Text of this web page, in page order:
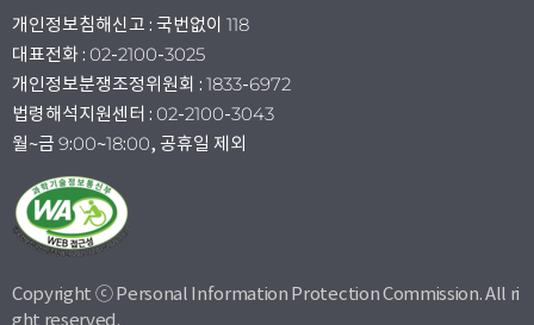
개인정보침해신고 : 국번없이 118
대표전화 : 02-2100-3025
개인정보분쟁조정위원회 : 1833-6972
법령해석지원센터 : 02-2100-3043
월~금 9:00~18:00, 공휴일 제외
Copyright ⓒ Personal Information Protection Commission. All ri
ght reserved.